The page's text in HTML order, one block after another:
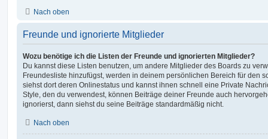
Nach oben
Freunde und ignorierte Mitglieder
Wozu benötige ich die Listen der Freunde und ignorierten Mitglieder?
Du kannst diese Listen benutzen, um andere Mitglieder des Boards zu
Freundesliste hinzufügst, werden in deinem persönlichen Bereich für den
siehst dort deren Onlinestatus und kannst ihnen schnell eine Private
Style, den du verwendest, können Beiträge deiner Freunde auch
ignorierst, dann siehst du seine Beiträge standardmäßig nicht.
Nach oben